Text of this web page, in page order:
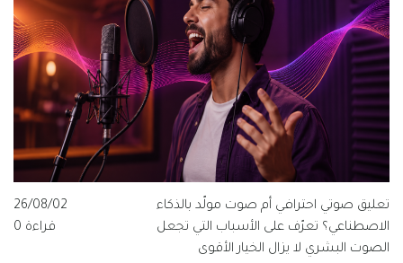
تعليق صوتي احترافي أم صوت مولّد بالذكاء
الاصطناعي؟ تعرّف على الأسباب التي تجعل
الصوت البشري لا يزال الخيار الأقوى
26/08/02
قراءة 0